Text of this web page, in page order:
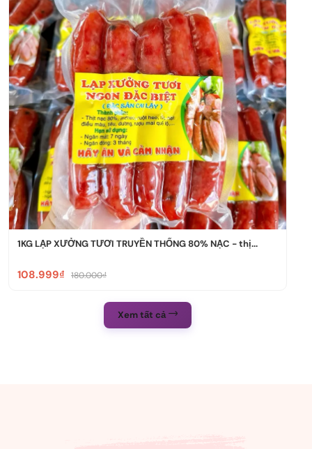
1KG LẠP XƯỞNG TƯƠI TRUYỀN THỐNG 80% NẠC - thị...
108.999₫ 180.000₫
Xem tất cả